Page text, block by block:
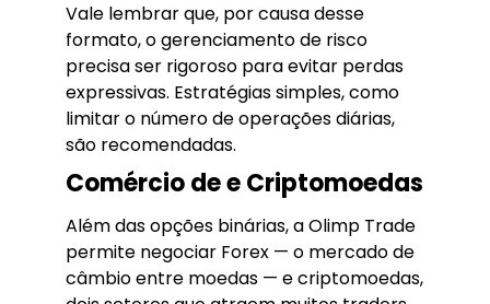
Vale lembrar que, por causa desse
formato, o gerenciamento de risco
precisa ser rigoroso para evitar perdas
expressivas. Estratégias simples, como
limitar o número de operações diárias,
são recomendadas.
Comércio de e Criptomoedas
Além das opções binárias, a Olimp Trade
permite negociar Forex — o mercado de
câmbio entre moedas — e criptomoedas,